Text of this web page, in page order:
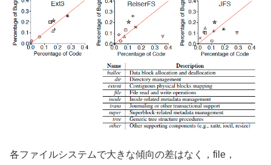
各ファイルシステムで大きな傾向の差はなく，file，